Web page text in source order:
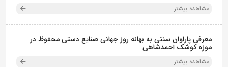
مشاهده بیشتر..
معرفی پاراوان سنتی به بهانه روز جهانی صنایع دستی محفوظ در
موزه کوشک احمدشاهی
مشاهده بیشتر..